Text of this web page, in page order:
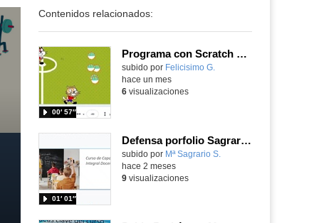
Contenidos relacionados:
Programa con Scratch un juego de futbol para practicar el Tikitaka contra Uruguay
Contenido educativo.
subido por Felicisimo G.
00′ 57″
hace un mes
6visualizaciones
Defensa porfolio Sagrario Sancho
subido por Mª Sagrario S.
01′ 01″
hace 2 meses
9visualizaciones